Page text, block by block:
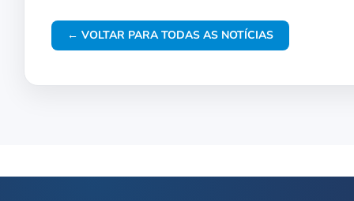
← VOLTAR PARA TODAS AS NOTÍCIAS